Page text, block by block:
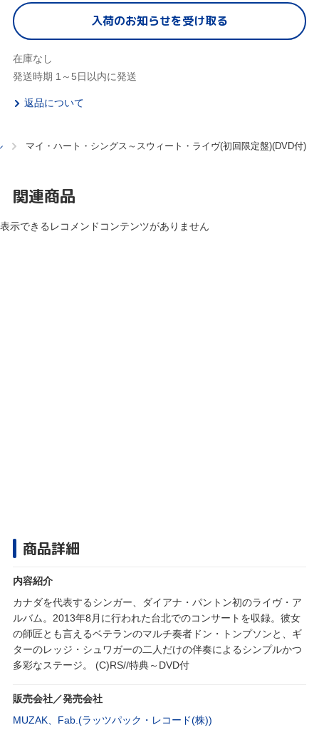
入荷のお知らせを受け取る
在庫なし
発送時期 1～5日以内に発送
返品について
マイ・ハート・シングス～スウィート・ライヴ(初回限定盤)(DVD付)
関連商品
表示できるレコメンドコンテンツがありません
商品詳細
内容紹介
カナダを代表するシンガー、ダイアナ・パントン初のライヴ・ア
ルバム。2013年8月に行われた台北でのコンサートを収録。彼女
の師匠とも言えるベテランのマルチ奏者ドン・トンプソンと、ギ
ターのレッジ・シュワガーの二人だけの伴奏によるシンプルかつ
多彩なステージ。 (C)RS//特典～DVD付
販売会社／発売会社
MUZAK、Fab.(ラッツパック・レコード(株))